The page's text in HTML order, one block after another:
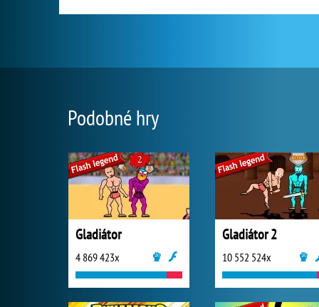
Podobné hry
Gladiátor
4 869 423x
Gladiátor 2
10 552 524x